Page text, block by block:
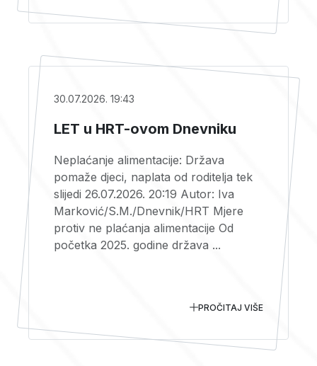
30.07.2026. 19:43
LET u HRT-ovom Dnevniku
Neplaćanje alimentacije: Država
pomaže djeci, naplata od roditelja tek
slijedi 26.07.2026. 20:19 Autor: Iva
Marković/S.M./Dnevnik/HRT Mjere
protiv ne plaćanja alimentacije Od
početka 2025. godine država ...
PROČITAJ VIŠE